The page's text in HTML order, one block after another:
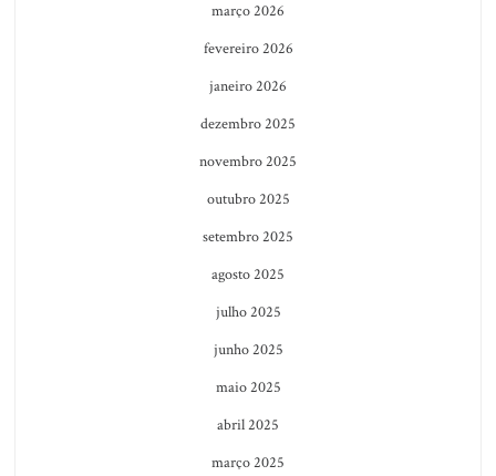
março 2026
fevereiro 2026
janeiro 2026
dezembro 2025
novembro 2025
outubro 2025
setembro 2025
agosto 2025
julho 2025
junho 2025
maio 2025
abril 2025
março 2025